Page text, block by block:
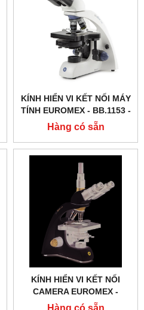
KÍNH HIỂN VI KẾT NỐI MÁY
TÍNH EUROMEX - BB.1153 ‑
PLPH
Hàng có sẵn
KÍNH HIỂN VI KẾT NỐI
CAMERA EUROMEX -
BB.1153 ‑ PLI
Hàng có sẵn